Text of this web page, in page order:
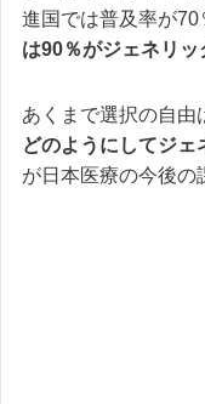
進国では普及率が70
は90％がジェネリ
あくまで選択の自由
どのようにしてジ
が日本医療の今後の